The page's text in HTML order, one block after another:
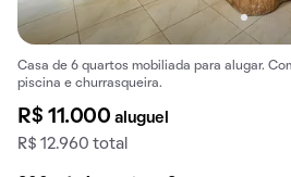
Casa de 6 quartos mobiliada para alugar.
piscina e churrasqueira.
R$ 11.000aluguel
R$ 12.960 total